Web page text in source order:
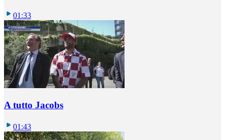
01:33
A tutto Jacobs
01:43